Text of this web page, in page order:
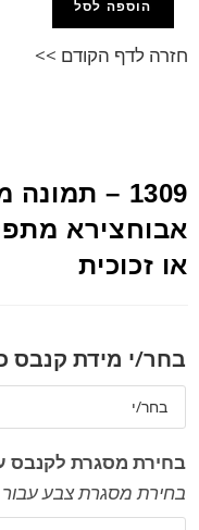
הוספה לסל
חזרה לדף הקודם >>
1309 –
אבוחצירא
או זכוכית
בחר/י מידת קנבס
בחירת מסגרת לקנבס
בחירת מסגרת צבע